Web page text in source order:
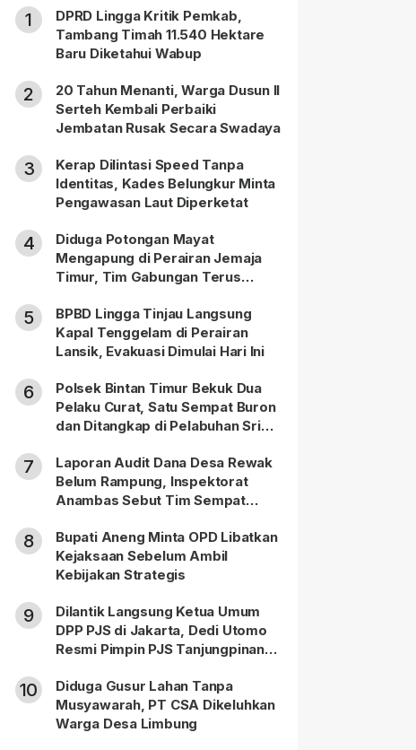
1
DPRD Lingga Kritik Pemkab,
Tambang Timah 11.540 Hektare
Baru Diketahui Wabup
2
20 Tahun Menanti, Warga Dusun II
Serteh Kembali Perbaiki
Jembatan Rusak Secara Swadaya
3
Kerap Dilintasi Speed Tanpa
Identitas, Kades Belungkur Minta
Pengawasan Laut Diperketat
4
Diduga Potongan Mayat
Mengapung di Perairan Jemaja
Timur, Tim Gabungan Terus
5
BPBD Lingga Tinjau Langsung
Kapal Tenggelam di Perairan
Lansik, Evakuasi Dimulai Hari Ini
6
Polsek Bintan Timur Bekuk Dua
Pelaku Curat, Satu Sempat Buron
dan Ditangkap di Pelabuhan Sri
7
Laporan Audit Dana Desa Rewak
Belum Rampung, Inspektorat
Anambas Sebut Tim Sempat
8
Bupati Aneng Minta OPD Libatkan
Kejaksaan Sebelum Ambil
Kebijakan Strategis
9
Dilantik Langsung Ketua Umum
DPP PJS di Jakarta, Dedi Utomo
Resmi Pimpin PJS Tanjungpinang-
10
Diduga Gusur Lahan Tanpa
Musyawarah, PT CSA Dikeluhkan
Warga Desa Limbung